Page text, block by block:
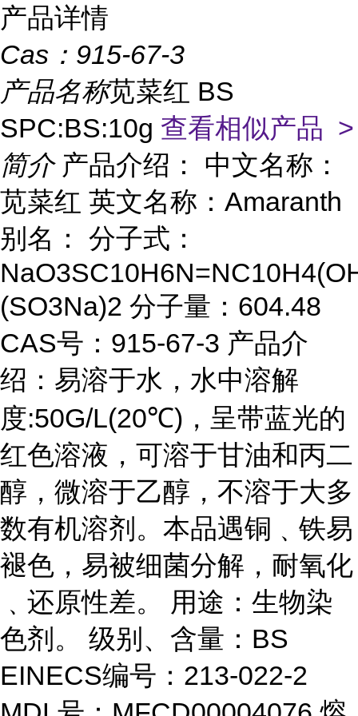
产品详情
Cas： 915-67-3
产品名称苋菜红 BS
SPC:BS:10g 查看相似产品 >
简介 产品介绍： 中文名称：
苋菜红 英文名称：Amaranth
别名： 分子式：
(SO3Na)2 分子量：604.48
CAS号：915-67-3 产品介
绍：易溶于水，水中溶解
度:50G/L(20℃)，呈带蓝光的
红色溶液，可溶于甘油和丙二
醇，微溶于乙醇，不溶于大多
数有机溶剂。本品遇铜﹑铁易
褪色，易被细菌分解，耐氧化
﹑还原性差。 用途：生物染
色剂。 级别、含量：BS
EINECS编号：213-022-2